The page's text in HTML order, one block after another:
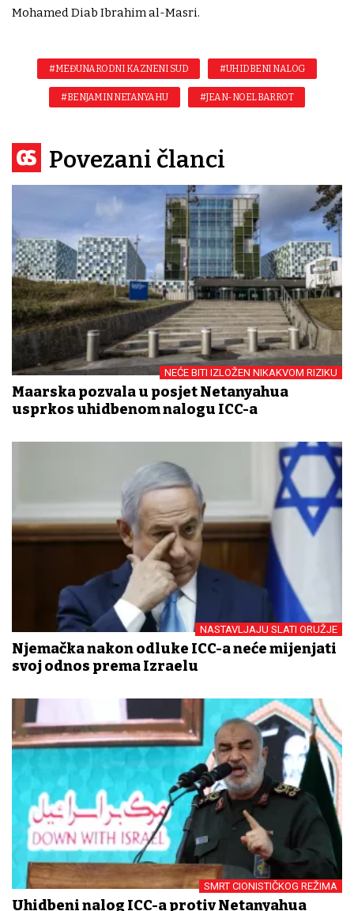
Mohamed Diab Ibrahim al-Masri.
#MEĐUNARODNI KAZNENI SUD #UHIDBENI NALOG
#BENJAMIN NETANYAHU #JEAN-NOEL BARROT
Povezani članci
NEĆE BITI IZLOŽEN NIKAKVOM RIZIKU
Mađarska pozvala u posjet Netanyahua
usprkos uhidbenom nalogu ICC-a
NASTAVLJAJU SLATI ORUŽJE
Njemačka nakon odluke ICC-a neće mijenjati
svoj odnos prema Izraelu
SMRT CIONISTIČKOG REŽIMA
Uhidbeni nalog ICC-a protiv Netanyahua